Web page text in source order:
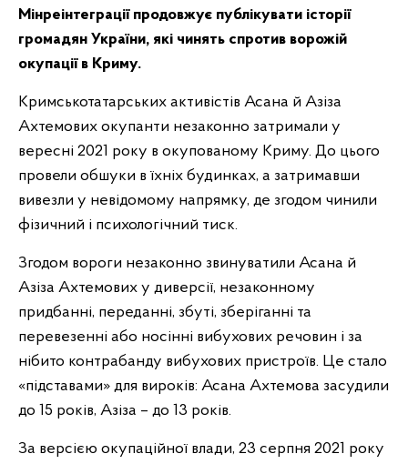
Мінреінтеграції продовжує публікувати історії
громадян України, які чинять спротив ворожій
окупації в Криму.
Кримськотатарських активістів Асана й Азіза
Ахтемових окупанти незаконно затримали у
вересні 2021 року в окупованому Криму. До цього
провели обшуки в їхніх будинках, а затримавши
вивезли у невідомому напрямку, де згодом чинили
фізичний і психологічний тиск.
Згодом вороги незаконно звинуватили Асана й
Азіза Ахтемових у диверсії, незаконному
придбанні, переданні, збуті, зберіганні та
перевезенні або носінні вибухових речовин і за
нібито контрабанду вибухових пристроїв. Це стало
«підставами» для вироків: Асана Ахтемова засудили
до 15 років, Азіза – до 13 років.
За версією окупаційної влади, 23 серпня 2021 року